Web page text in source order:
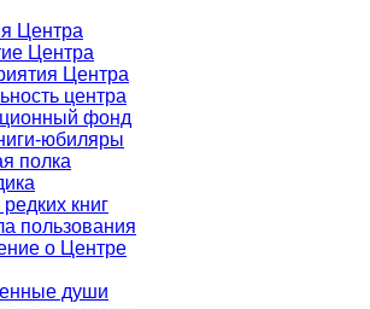
Центра
Центра
Центра
центра
фонд
юбиляры
полка
книг
пользования
о Центре
души